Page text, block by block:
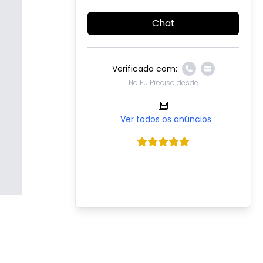
Chat
Verificado com:
No Eu Preciso desde
Ver todos os anúncios